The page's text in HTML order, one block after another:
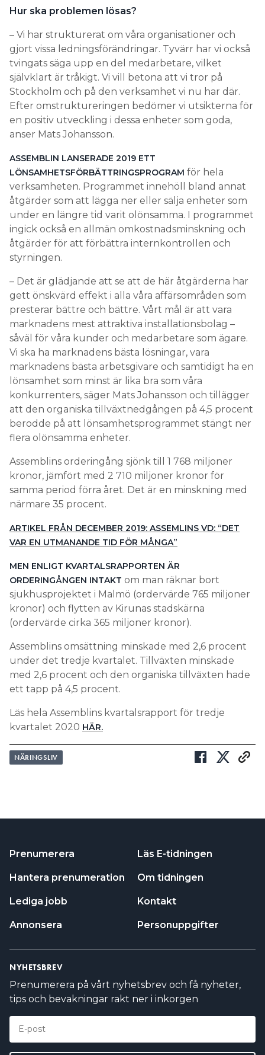
Hur ska problemen lösas?
– Vi har strukturerat om våra organisationer och
gjort vissa ledningsförändringar. Tyvärr har vi också
tvingats säga upp en del medarbetare, vilket
självklart är tråkigt. Vi vill betona att vi tror på
Stockholm och på den verksamhet vi nu har där.
Efter omstruktureringen bedömer vi utsikterna för
en positiv utveckling i dessa enheter som goda,
anser Mats Johansson.
ASSEMBLIN LANSERADE 2019 ETT
LÖNSAMHETSFÖRBÄTTRINGSPROGRAM för hela
verksamheten. Programmet innehöll bland annat
åtgärder som att lägga ner eller sälja enheter som
under en längre tid varit olönsamma. I programmet
ingick också en allmän omkostnadsminskning och
åtgärder för att förbättra internkontrollen och
styrningen.
– Det är glädjande att se att de här åtgärderna har
gett önskvärd effekt i alla våra affärsområden som
presterar bättre och bättre. Vårt mål är att vara
marknadens mest attraktiva installationsbolag –
såväl för våra kunder och medarbetare som ägare.
Vi ska ha marknadens bästa lösningar, vara
marknadens bästa arbetsgivare och samtidigt ha en
lönsamhet som minst är lika bra som våra
konkurrenters, säger Mats Johansson och tillägger
att den organiska tillväxtnedgången på 4,5 procent
berodde på att lönsamhetsprogrammet stängt ner
flera olönsamma enheter.
Assemblins orderingång sjönk till 1 768 miljoner
kronor, jämfört med 2 710 miljoner kronor för
samma period förra året. Det är en minskning med
närmare 35 procent.
ARTIKEL FRÅN DECEMBER 2019: ASSEMLINS VD: “DET
VAR EN UTMANANDE TID FÖR MÅNGA”
MEN ENLIGT KVARTALSRAPPORTEN ÄR
ORDERINGÅNGEN INTAKT om man räknar bort
sjukhusprojektet i Malmö (ordervärde 765 miljoner
kronor) och flytten av Kirunas stadskärna
(ordervärde cirka 365 miljoner kronor).
Assemblins omsättning minskade med 2,6 procent
under det tredje kvartalet. Tillväxten minskade
med 2,6 procent och den organiska tillväxten hade
ett tapp på 4,5 procent.
Läs hela Assemblins kvartalsrapport för tredje
kvartalet 2020 HÄR.
NÄRINGSLIV
Prenumerera
Hantera prenumeration
Lediga jobb
Annonsera
Läs E-tidningen
Om tidningen
Kontakt
Personuppgifter
NYHETSBREV
Prenumerera på vårt nyhetsbrev och få nyheter,
tips och bevakningar rakt ner i inkorgen